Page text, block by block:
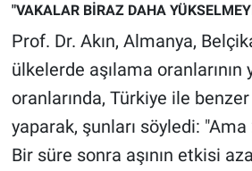
"VAKALAR BİRAZ DAHA
Prof. Dr. Akın, Almanya,
ülkelerde aşılama oranlarının
oranlarında, Türkiye ile
yaparak, şunları söyledi: "Ama
Bir süre sonra aşının etkisi